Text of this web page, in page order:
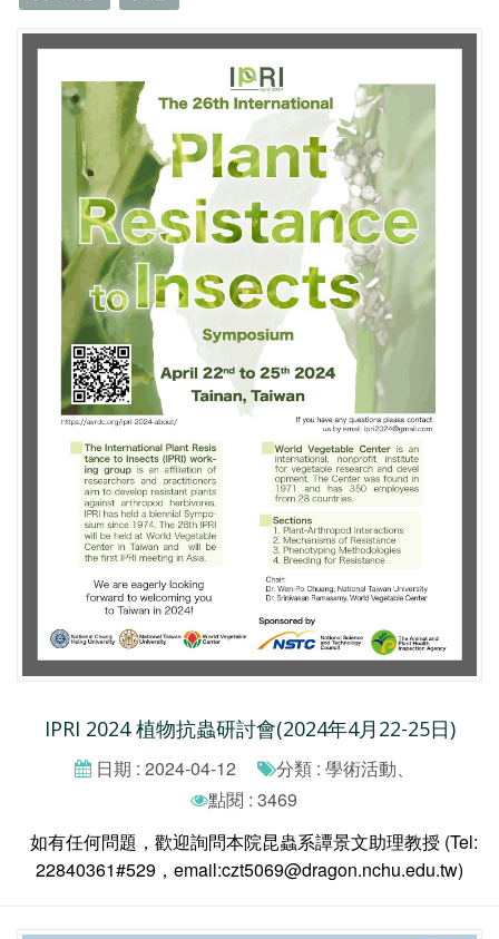
IPRI 2024 植物抗蟲研討會(2024年4月22-25日)
日期 : 2024-04-12
分類 : 學術活動、
點閱 : 3469
如有任何問題，歡迎詢問本院昆蟲系譚景文助理教授 (Tel:
22840361#529，email:czt5069@dragon.nchu.edu.tw)